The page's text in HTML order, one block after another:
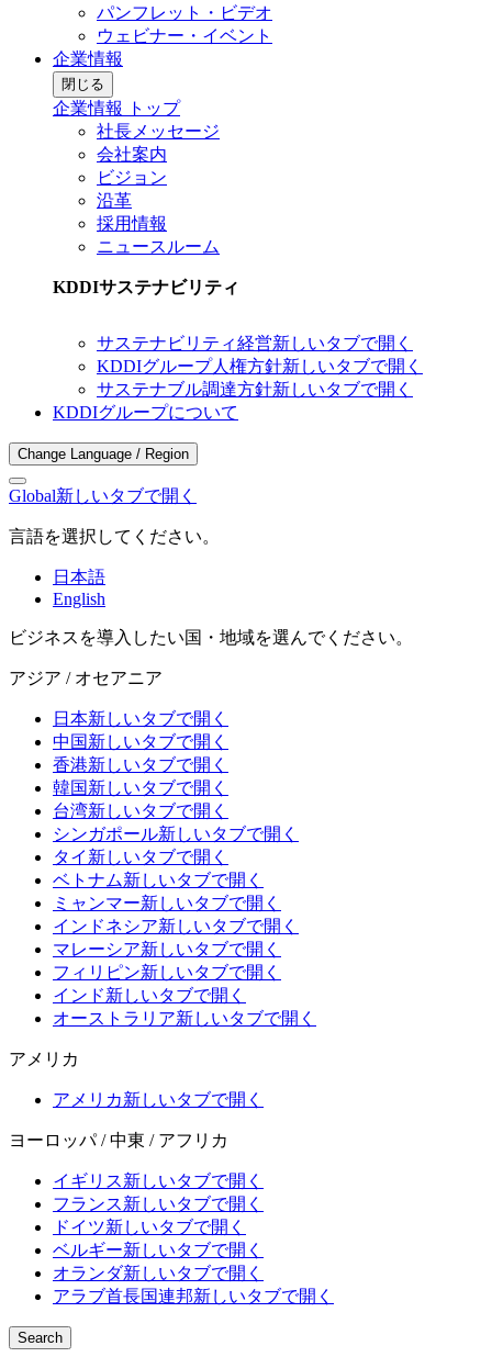
パンフレット・ビデオ
ウェビナー・イベント
企業情報
閉じる
企業情報 トップ
社長メッセージ
会社案内
ビジョン
沿革
採用情報
ニュースルーム
KDDIサステナビリティ
サステナビリティ経営新しいタブで開く
KDDIグループ人権方針新しいタブで開く
サステナブル調達方針新しいタブで開く
KDDIグループについて
Change Language / Region
Global新しいタブで開く
言語を選択してください。
日本語
English
ビジネスを導入したい国・地域を選んでください。
アジア / オセアニア
日本新しいタブで開く
中国新しいタブで開く
香港新しいタブで開く
韓国新しいタブで開く
台湾新しいタブで開く
シンガポール新しいタブで開く
タイ 新しいタブで開く
ベトナム新しいタブで開く
ミャンマー新しいタブで開く
インドネシア新しいタブで開く
マレーシア新しいタブで開く
フィリピン新しいタブで開く
インド新しいタブで開く
オーストラリア新しいタブで開く
アメリカ
アメリカ新しいタブで開く
ヨーロッパ / 中東 / アフリカ
イギリス新しいタブで開く
フランス新しいタブで開く
ドイツ新しいタブで開く
ベルギー新しいタブで開く
オランダ新しいタブで開く
アラブ首長国連邦新しいタブで開く
Search